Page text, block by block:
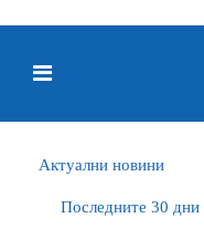
Актуални новини
Последните 30 дни